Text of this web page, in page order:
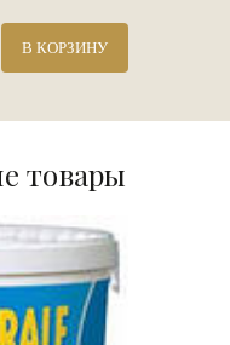
В КОРЗИНУ
товары